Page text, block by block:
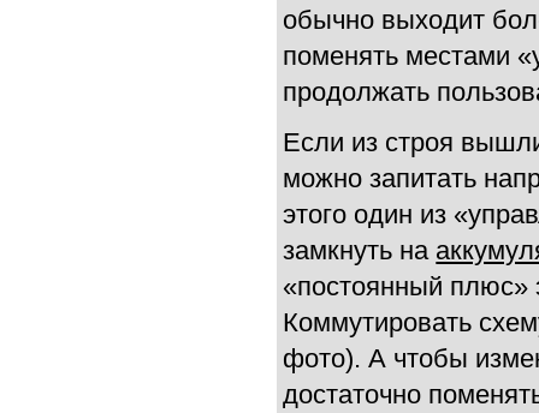
обычно выходит
поменять местами
продолжать
Если из строя
можно запитать
этого один из
замкнуть на
«постоянный плюс»
Коммутировать
фото). А чтобы
достаточно